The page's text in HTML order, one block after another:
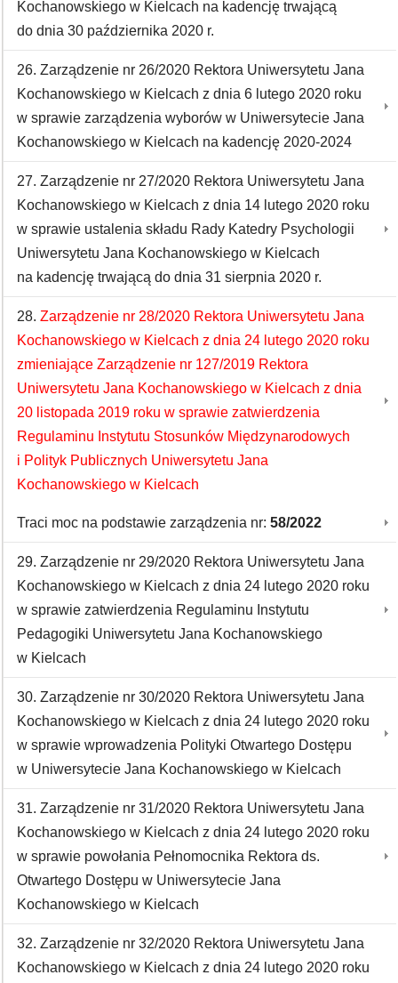
Kochanowskiego w Kielcach na kadencję trwającą
do dnia 30 października 2020 r.
26. Zarządzenie nr 26/2020 Rektora Uniwersytetu Jana
Kochanowskiego w Kielcach z dnia 6 lutego 2020 roku
w sprawie zarządzenia wyborów w Uniwersytecie Jana
Kochanowskiego w Kielcach na kadencję 2020-2024
27. Zarządzenie nr 27/2020 Rektora Uniwersytetu Jana
Kochanowskiego w Kielcach z dnia 14 lutego 2020 roku
w sprawie ustalenia składu Rady Katedry Psychologii
Uniwersytetu Jana Kochanowskiego w Kielcach
na kadencję trwającą do dnia 31 sierpnia 2020 r.
28. Zarządzenie nr 28/2020 Rektora Uniwersytetu Jana
Kochanowskiego w Kielcach z dnia 24 lutego 2020 roku
zmieniające Zarządzenie nr 127/2019 Rektora
Uniwersytetu Jana Kochanowskiego w Kielcach z dnia
20 listopada 2019 roku w sprawie zatwierdzenia
Regulaminu Instytutu Stosunków Międzynarodowych
i Polityk Publicznych Uniwersytetu Jana
Kochanowskiego w Kielcach
Traci moc na podstawie zarządzenia nr: 58/2022
29. Zarządzenie nr 29/2020 Rektora Uniwersytetu Jana
Kochanowskiego w Kielcach z dnia 24 lutego 2020 roku
w sprawie zatwierdzenia Regulaminu Instytutu
Pedagogiki Uniwersytetu Jana Kochanowskiego
w Kielcach
30. Zarządzenie nr 30/2020 Rektora Uniwersytetu Jana
Kochanowskiego w Kielcach z dnia 24 lutego 2020 roku
w sprawie wprowadzenia Polityki Otwartego Dostępu
w Uniwersytecie Jana Kochanowskiego w Kielcach
31. Zarządzenie nr 31/2020 Rektora Uniwersytetu Jana
Kochanowskiego w Kielcach z dnia 24 lutego 2020 roku
w sprawie powołania Pełnomocnika Rektora ds.
Otwartego Dostępu w Uniwersytecie Jana
Kochanowskiego w Kielcach
32. Zarządzenie nr 32/2020 Rektora Uniwersytetu Jana
Kochanowskiego w Kielcach z dnia 24 lutego 2020 roku